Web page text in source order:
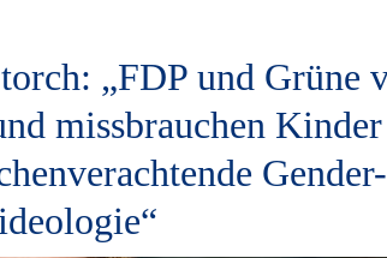
„FDP und Grüne
missbrauchen
Gender-